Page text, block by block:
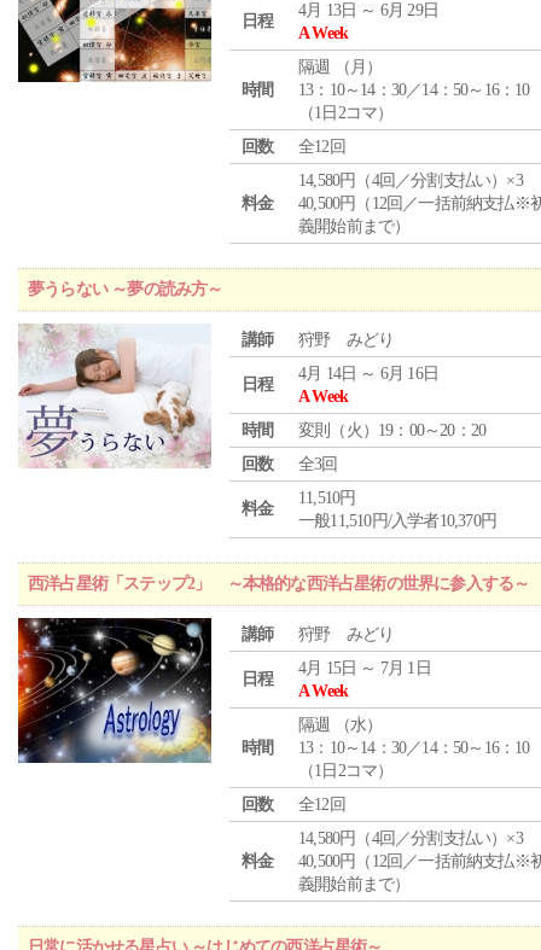
日程
4月 13日 ～ 6月 29日
A Week
時間
隔週 （ 月 ）
13：10～14：30／14：50～16：10
（1日2コマ）
回数
全12回
料金
14,580円（4回／分割支払い）×3
40,500円（12回／一括前納支払※
義開始前まで）
夢うらない ～夢の読み方～
講師 狩野 みどり
日程
4月 14日 ～ 6月 16日
A Week
時間
変則（火）19：00～20：20
回数
全3回
料金
11,510円
一般11,510円/入学者10,370円
西洋占星術「ステップ2」 ～本格的な西洋占星術の世界に参入する～
講師 狩野 みどり
日程
4月 15日 ～ 7月 1日
A Week
時間
隔週 （水）
13：10～14：30／14：50～16：10
（1日2コマ）
回数
全12回
料金
14,580円（4回／分割支払い）×3
40,500円（12回／一括前納支払※
義開始前まで）